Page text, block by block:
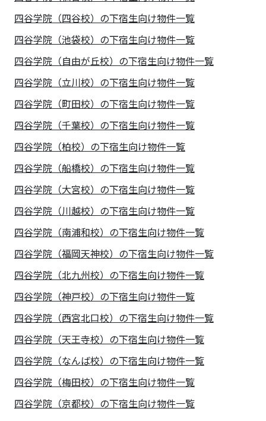
四谷学院（四谷校）の下宿生向け物件一覧
四谷学院（池袋校）の下宿生向け物件一覧
四谷学院（自由が丘校）の下宿生向け物件一覧
四谷学院（立川校）の下宿生向け物件一覧
四谷学院（町田校）の下宿生向け物件一覧
四谷学院（千葉校）の下宿生向け物件一覧
四谷学院（柏校）の下宿生向け物件一覧
四谷学院（船橋校）の下宿生向け物件一覧
四谷学院（大宮校）の下宿生向け物件一覧
四谷学院（川越校）の下宿生向け物件一覧
四谷学院（南浦和校）の下宿生向け物件一覧
四谷学院（福岡天神校）の下宿生向け物件一覧
四谷学院（北九州校）の下宿生向け物件一覧
四谷学院（神戸校）の下宿生向け物件一覧
四谷学院（西宮北口校）の下宿生向け物件一覧
四谷学院（天王寺校）の下宿生向け物件一覧
四谷学院（なんば校）の下宿生向け物件一覧
四谷学院（梅田校）の下宿生向け物件一覧
四谷学院（京都校）の下宿生向け物件一覧